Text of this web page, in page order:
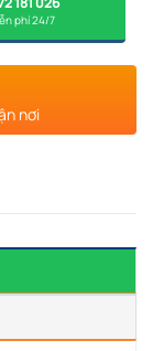
phí 24/7
nơi